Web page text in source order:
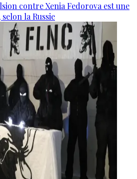
contre Xenia Fedorova est une
la Russie